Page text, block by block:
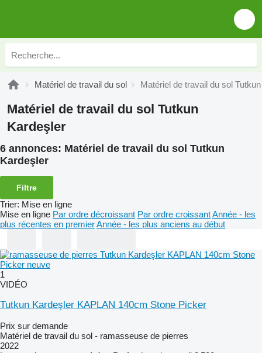
Matériel de travail du sol Matériel de travail du sol
Matériel de travail du sol Tutkun
Kardeşler
6 annonces: Matériel de travail du sol Tutkun
Kardeşler
Filtre
Trier: Mise en ligne
Mise en ligne Par ordre décroissant Par ordre croissantAnnée - les
plus récentes en premierAnnée - les plus anciens au début
1
VIDÉO
Tutkun Kardeşler KAPLAN 140cm Stone Picker
Prix sur demande
Matériel de travail du sol - ramasseuse de pierres
2022